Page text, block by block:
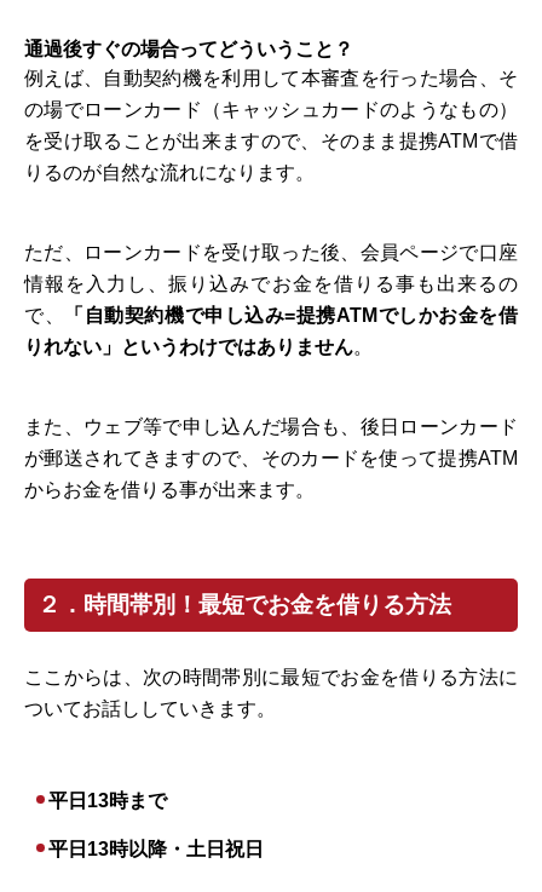
通過後すぐの場合ってどういうこと？
例えば、自動契約機を利用して本審査を行った場合、そ
の場でローンカード（キャッシュカードのようなもの）
を受け取ることが出来ますので、そのまま提携ATMで借
りるのが自然な流れになります。
ただ、ローンカードを受け取った後、会員ページで口座
情報を入力し、振り込みでお金を借りる事も出来るの
で、
「自動契約機で申し込み=提携ATMでしかお金を借
りれない」というわけではありません。
また、ウェブ等で申し込んだ場合も、後日ローンカード
が郵送されてきますので、そのカードを使って提携ATM
からお金を借りる事が出来ます。
２．時間帯別！最短でお金を借りる方法
ここからは、次の時間帯別に最短でお金を借りる方法に
ついてお話ししていきます。
平日13時まで
平日13時以降・土日祝日